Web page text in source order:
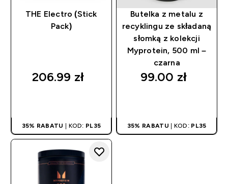
THE Electro (Stick
Pack)
206.99 zł‎
35% RABATU | KOD: PL35
Butelka z metalu z
recyklingu ze składaną
słomką z kolekcji
Myprotein, 500 ml –
czarna
99.00 zł‎
35% RABATU | KOD: PL35